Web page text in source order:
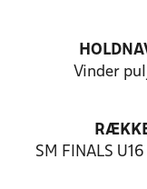
Vinder
SM FINALS